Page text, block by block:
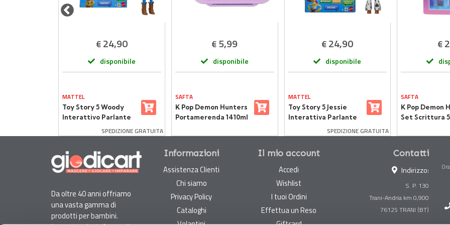
€24,90
disponibile
MATTEL
Toy Story 5 Woody
Interattivo Parlante
SPEDIZIONE GRATUITA
€5,99
disponibile
SAFTA
K Pop Demon Hunters
Portamerenda 1410ml
€24,90
disponibile
MATTEL
Toy Story 5 Jessie
Interattiva Parlante
SPEDIZIONE GRATUITA
€
SAFTA
K Pop Demon
Set Scrittura
Da oltre 40 anni offriamo
una vasta gamma di
prodotti per bambini.
Informazioni
Assistenza Clienti
Chi siamo
Privacy Policy
Cataloghi
Il mio account
Accedi
Wishlist
I tuoi Ordini
Effettua un Reso
Contatti
Indirizzo:
S. P. 130
Trani-Andria km 0,900